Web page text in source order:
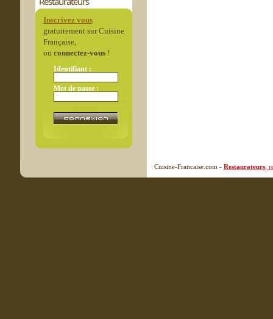
Inscrivez vous
gratuitement sur Cuisine
Française,
ou connectez-vous!
Identifiant :
Mot de passe :
Cuisine-Francaise.com - Restaurateurs ,